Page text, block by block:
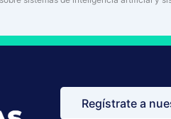
Regístrate a